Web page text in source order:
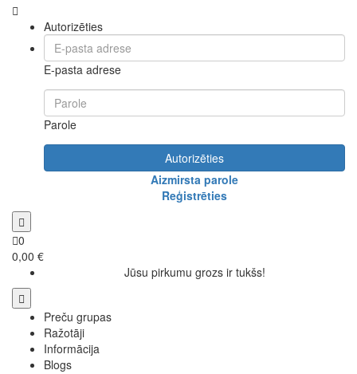
Autorizēties
E-pasta adrese
Parole
Autorizēties
Aizmirsta parole
Reģistrēties
0
0,00 €
Jūsu pirkumu grozs ir tukšs!
Preču grupas
Ražotāji
Informācija
Blogs